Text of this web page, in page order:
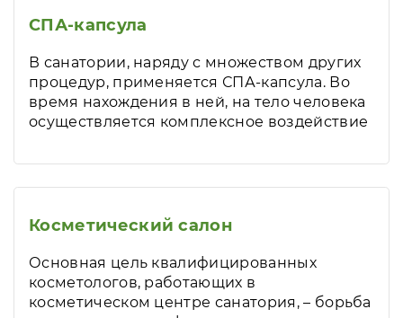
СПА-капсула
В санатории, наряду с множеством других
процедур, применяется СПА-капсула. Во
время нахождения в ней, на тело человека
осуществляется комплексное воздействие
Косметический салон
Основная цель квалифицированных
косметологов, работающих в
косметическом центре санатория, – борьба